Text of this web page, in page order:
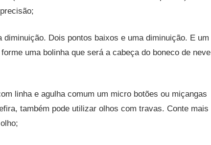
Dois pontos baixos e uma diminuição. E um
uma bolinha que será a cabeça do boneco de neve
linha e agulha comum um micro botões ou miçangas
também pode utilizar olhos com travas. Conte mais